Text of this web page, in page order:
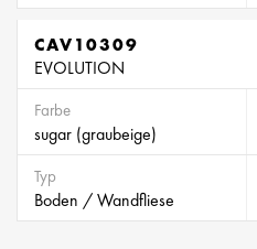
CAV10309
EVOLUTION
Farbe
sugar (graubeige)
Typ
Boden / Wandfliese